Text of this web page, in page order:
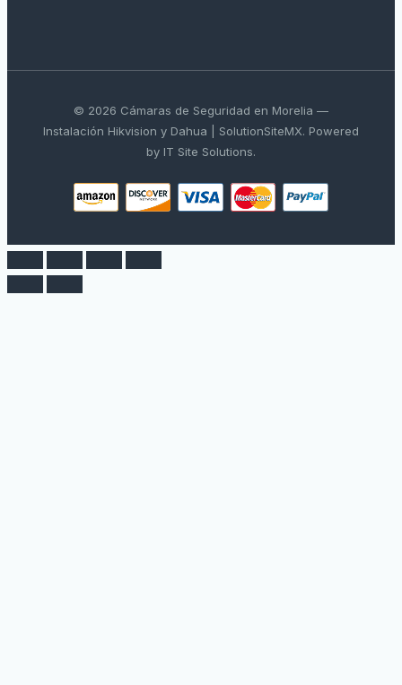
© 2026 Cámaras de Seguridad en Morelia —
Instalación Hikvision y Dahua | SolutionSiteMX. Powered
by IT Site Solutions.